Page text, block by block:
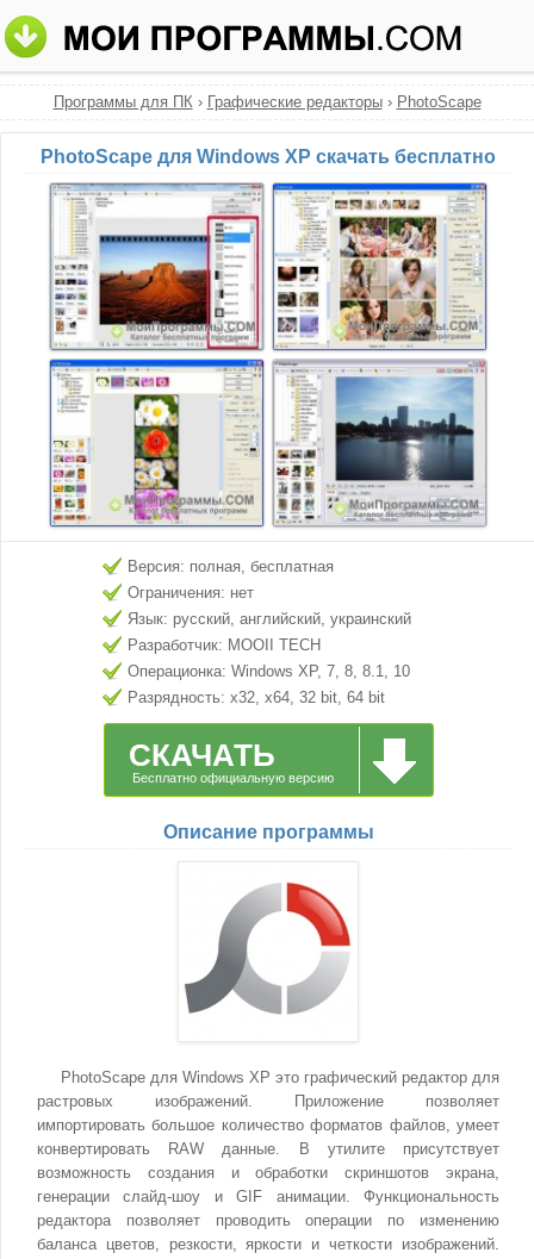
Программы для ПК› Графические редакторы› PhotoScape
PhotoScape для Windows XP скачать бесплатно
Версия: полная, бесплатная
Ограничения: нет
Язык: русский, английский, украинский
Разработчик: MOOII TECH
Операционка: Windows XP, 7, 8, 8.1, 10
Разрядность: x32, x64, 32 bit, 64 bit
СКАЧАТЬ
Бесплатно официальную версию
Описание программы
PhotoScape для Windows XP это графический редактор для
растровых изображений. Приложение позволяет
импортировать большое количество форматов файлов, умеет
конвертировать RAW данные. В утилите присутствует
возможность создания и обработки скриншотов экрана,
генерации слайд-шоу и GIF анимации. Функциональность
редактора позволяет проводить операции по изменению
баланса цветов, резкости, яркости и четкости изображений.